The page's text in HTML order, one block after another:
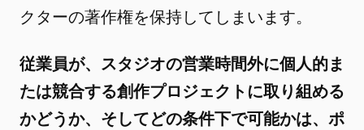
クターの著作権を保持してしまいます。
従業員が、スタジオの営業時間外に個人的ま
たは競合する創作プロジェクトに取り組める
かどうか、そしてどの条件下で可能かは、ポ